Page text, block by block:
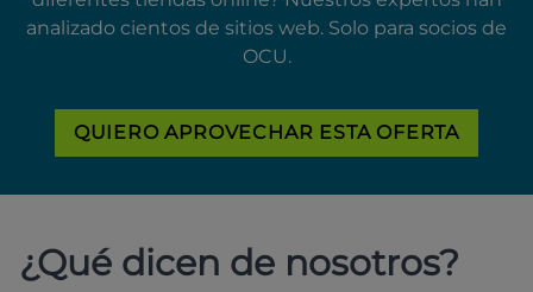
analizado cientos de sitios web. Solo para socios de
OCU.
QUIERO APROVECHAR ESTA OFERTA
¿Qué dicen de nosotros?